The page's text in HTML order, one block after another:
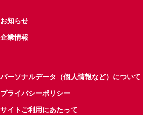
お知らせ
企業情報
パーソナルデータ（個人情報など）について
プライバシーポリシー
サイトご利用にあたって